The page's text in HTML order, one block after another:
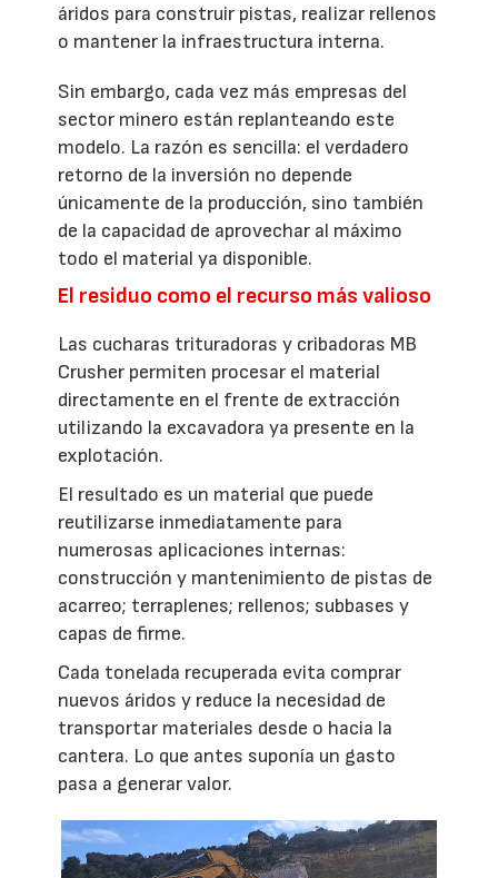
áridos para construir pistas, realizar rellenos
o mantener la infraestructura interna.
Sin embargo, cada vez más empresas del
sector minero están replanteando este
modelo. La razón es sencilla: el verdadero
retorno de la inversión no depende
únicamente de la producción, sino también
de la capacidad de aprovechar al máximo
todo el material ya disponible.
El residuo como el recurso más valioso
Las cucharas trituradoras y cribadoras MB
Crusher permiten procesar el material
directamente en el frente de extracción
utilizando la excavadora ya presente en la
explotación.
El resultado es un material que puede
reutilizarse inmediatamente para
numerosas aplicaciones internas:
construcción y mantenimiento de pistas de
acarreo; terraplenes; rellenos; subbases y
capas de firme.
Cada tonelada recuperada evita comprar
nuevos áridos y reduce la necesidad de
transportar materiales desde o hacia la
cantera. Lo que antes suponía un gasto
pasa a generar valor.